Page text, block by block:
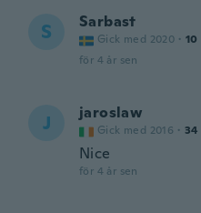
S Sarbast
Gick med 2020 · 10
för 4 år sen
J jaroslaw
Gick med 2016 · 34
Nice
för 4 år sen